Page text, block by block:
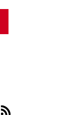
Youtube
Visit us on Rss